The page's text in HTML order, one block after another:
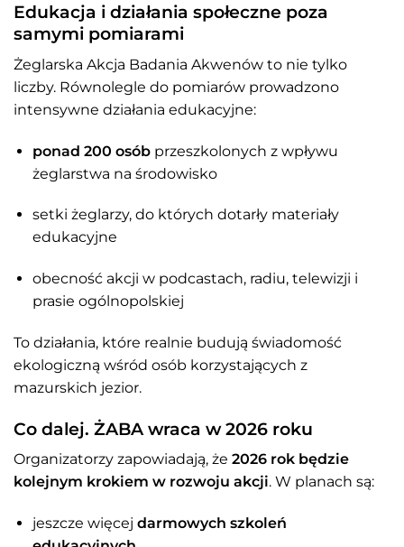
Edukacja i działania społeczne poza
samymi pomiarami
Żeglarska Akcja Badania Akwenów to nie tylko
liczby. Równolegle do pomiarów prowadzono
intensywne działania edukacyjne:
ponad 200 osóbprzeszkolonych z wpływu
żeglarstwa na środowisko
setki żeglarzy, do których dotarły materiały
edukacyjne
obecność akcji w podcastach, radiu, telewizji i
prasie ogólnopolskiej
To działania, które realnie budują świadomość
ekologiczną wśród osób korzystających z
mazurskich jezior.
Co dalej. ŻABA wraca w 2026 roku
Organizatorzy zapowiadają, że 2026 rok będzie
kolejnym krokiem w rozwoju akcji. W planach są:
jeszcze więcej darmowych szkoleń